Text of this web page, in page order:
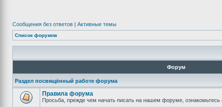
Сообщения без ответов | Активные темы
Список форумов
Форум
Раздел посвящённый работе форума
Правила форума
Просьба, прежде чем начать писать на нашем форуме,